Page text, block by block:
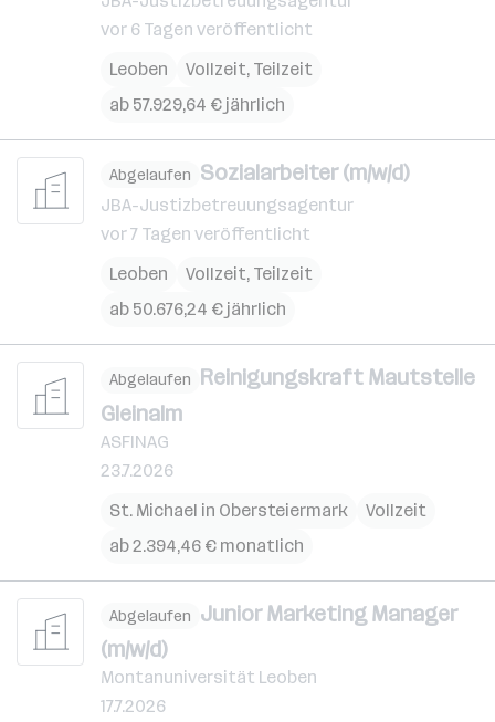
vor 6 Tagen veröffentlicht
Leoben
Vollzeit, Teilzeit
ab 57.929,64 € jährlich
Abgelaufen Sozialarbeiter (m/w/d)
JBA-Justizbetreuungsagentur
vor 7 Tagen veröffentlicht
Leoben
Vollzeit, Teilzeit
ab 50.676,24 € jährlich
Abgelaufen Reinigungskraft Mautstelle
Gleinalm
ASFINAG
23.7.2026
St. Michael in Obersteiermark
Vollzeit
ab 2.394,46 € monatlich
Abgelaufen Junior Marketing Manager
(m/w/d)
Montanuniversität Leoben
17.7.2026